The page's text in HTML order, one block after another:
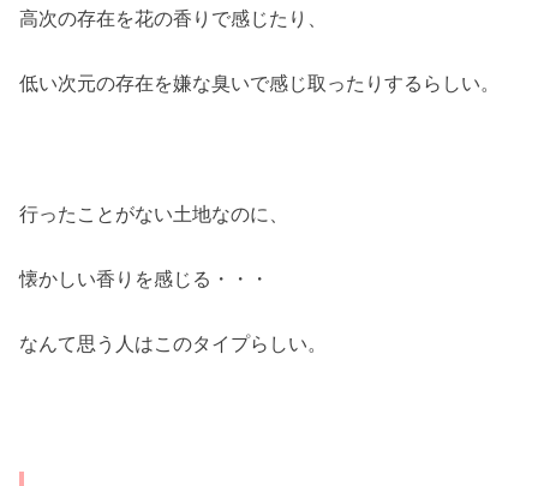
高次の存在を花の香りで感じたり、
低い次元の存在を嫌な臭いで感じ取ったりするらしい。
行ったことがない土地なのに、
懐かしい香りを感じる・・・
なんて思う人はこのタイプらしい。